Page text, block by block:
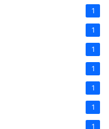
1
1
1
1
1
1
1